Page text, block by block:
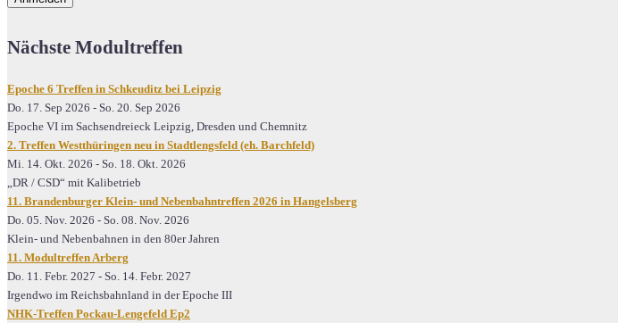
Nächste Modultreffen
Epoche 6 Treffen in Schkeuditz bei Leipzig
Do. 17. Sep 2026 - So. 20. Sep 2026
Epoche VI im Sachsendreieck Leipzig, Dresden und Chemnitz
2. Treffen Westthüringen neu in Stadtlengsfeld (eh. Barchfeld)
Mi. 14. Okt. 2026 - So. 18. Okt. 2026
„DR / CSD“ mit Kalibetrieb
11. Brandenburger Klein- und Nebenbahntreffen 2026 in Hangelsberg
Do. 05. Nov. 2026 - So. 08. Nov. 2026
Klein- und Nebenbahnen in den 80er Jahren
11. Modultreffen Arberg
Do. 11. Febr. 2027 - So. 14. Febr. 2027
Irgendwo im Reichsbahnland in der Epoche III
NHK-Treffen Pockau-Lengefeld Ep2